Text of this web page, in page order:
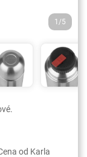
1/5
od Karla